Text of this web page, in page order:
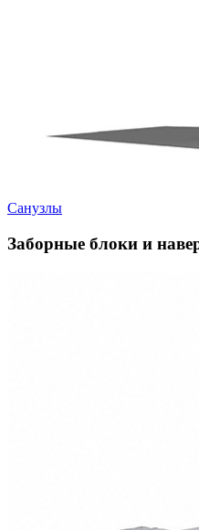
Санузлы
Заборные блоки и